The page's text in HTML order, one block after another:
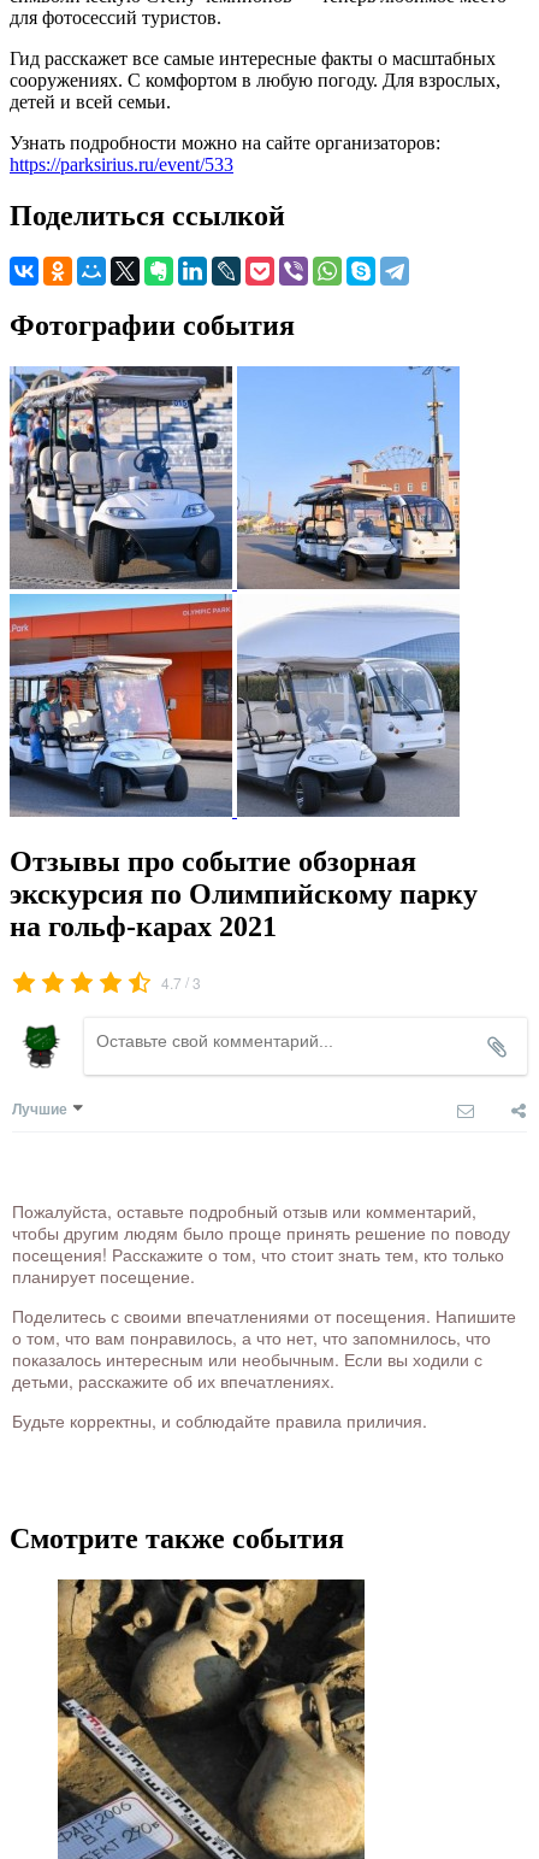
для фотосессий туристов.
Гид расскажет все самые интересные факты о масштабных
сооружениях. С комфортом в любую погоду. Для взрослых,
детей и всей семьи.
Узнать подробности можно на сайте организаторов:
https://parksirius.ru/event/533
Поделиться ссылкой
Фотографии события
Отзывы про событие обзорная
экскурсия по Олимпийскому парку
на гольф-карах 2021
4.7 /3
Лучшие
Пожалуйста, оставьте подробный отзыв или комментарий,
чтобы другим людям было проще принять решение по поводу
посещения! Расскажите о том, что стоит знать тем, кто только
планирует посещение.
Поделитесь с своими впечатлениями от посещения. Напишите
о том, что вам понравилось, а что нет, что запомнилось, что
показалось интересным или необычным. Если вы ходили с
детьми, расскажите об их впечатлениях.
Будьте корректны, и соблюдайте правила приличия.
Смотрите также события